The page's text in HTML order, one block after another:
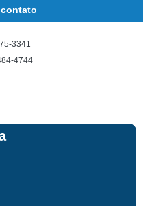
contato
3341
4744